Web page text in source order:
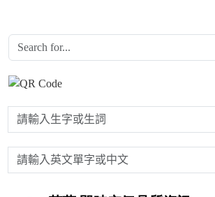
請輸入生字或生詞
請輸入英文單字或中文